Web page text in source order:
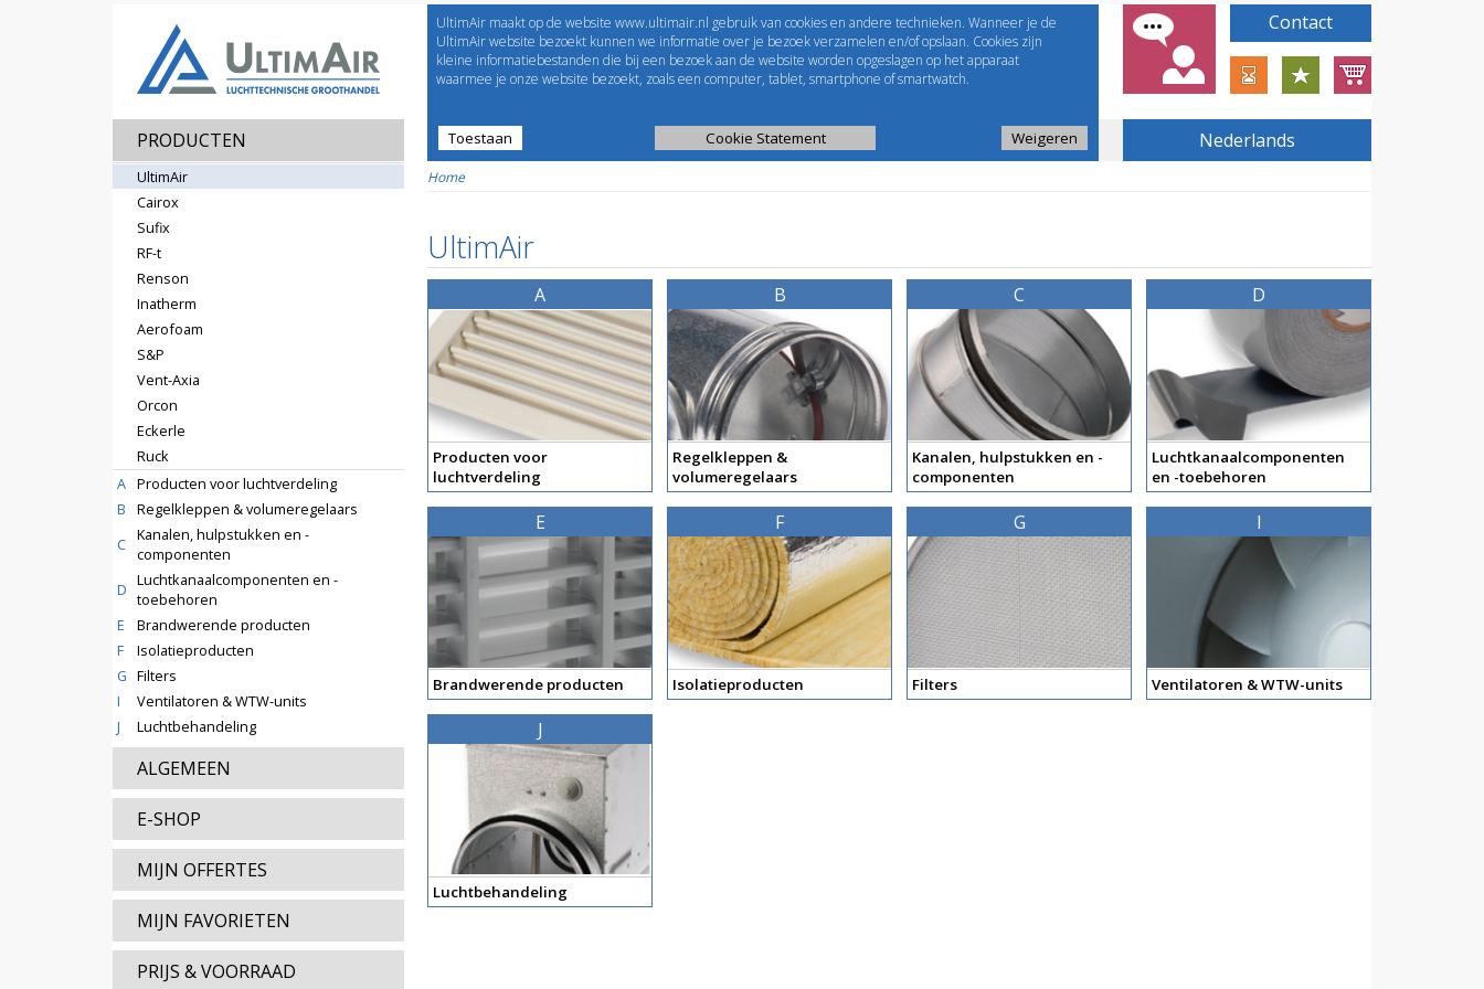
PRODUCTEN
UltimAir
Cairox
Sufix
RF-t
Renson
Inatherm
Aerofoam
S&P
Vent-Axia
Orcon
Eckerle
Ruck
A Producten voor luchtverdeling
B
Regelkleppen & volumeregelaars
C Kanalen, hulpstukken en -
componenten
D Luchtkanaalcomponenten en -
toebehoren
E
Brandwerende producten
F
Isolatieproducten
G Filters
I
Ventilatoren & WTW-units
J
Luchtbehandeling
ALGEMEEN
E-SHOP
MIJN OFFERTES
MIJN FAVORIETEN
PRIJS & VOORRAAD
EShop-nummer
Wachtwoord
Welcome toUltimAir
Prijslijst Selectie tools
UltimAir maakt op de website www.ultimair.nl gebruik van cookies en andere technieken. Wanneer je de
UltimAir website bezoekt kunnen we informatie over je bezoek verzamelen en/of opslaan. Cookies zijn
kleine informatiebestanden die bij een bezoek aan de website worden opgeslagen op het apparaat
waarmee je onze website bezoekt, zoals een computer, tablet, smartphone of smartwatch.
Toestaan Cookie Statement Weigeren Nederlands
Contact
Home
UltimAir
A
Producten voor
luchtverdeling
B
Regelkleppen &
volumeregelaars
C
Kanalen, hulpstukken en -
componenten
D
Luchtkanaalcomponenten
en -toebehoren
E
Brandwerende producten
F
Isolatieproducten
G
Filters
I
Ventilatoren & WTW-units
J
Luchtbehandeling